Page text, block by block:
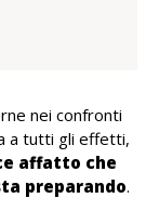
nei confronti
a tutti gli effetti,
affatto che
preparando.